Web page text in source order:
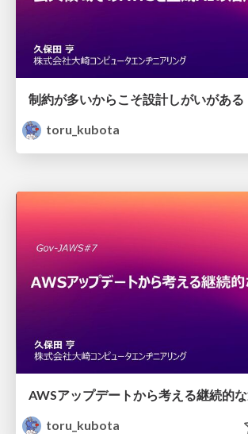
toru_kubota
AWSアップデートから考える継続的
toru_kubota